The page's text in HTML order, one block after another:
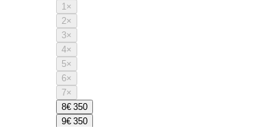
1×
2×
3×
4×
5×
6×
7×
8€ 350
9€ 350